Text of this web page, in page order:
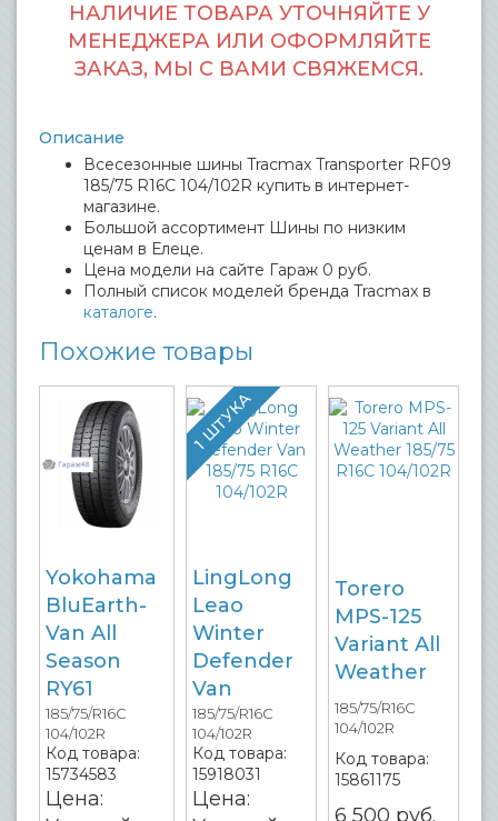
НАЛИЧИЕ ТОВАРА УТОЧНЯЙТЕ У
МЕНЕДЖЕРА ИЛИ ОФОРМЛЯЙТЕ
ЗАКАЗ, МЫ С ВАМИ СВЯЖЕМСЯ.
Описание
Всесезонные шины Tracmax Transporter RF09
185/75 R16C 104/102R купить в интернет-
магазине.
Большой ассортимент Шины по низким
ценам в Елеце.
Цена модели на сайте Гараж 0 руб.
Полный список моделей бренда Tracmax в
каталоге.
Похожие товары
Yokohama
BluEarth-
Van All
Season
RY61
185/75/R16C
104/102R
Код товара:
15734583
Цена:
1 ШТУКА
LingLong
Leao
Winter
Defender
Van
185/75/R16C
104/102R
Код товара:
15918031
Цена:
Torero
MPS-125
Variant All
Weather
185/75/R16C
104/102R
Код товара:
15861175
6 500 руб.